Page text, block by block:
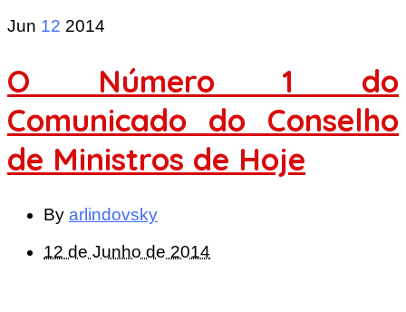
Jun 12 2014
O Número 1 do
Comunicado do Conselho
de Ministros de Hoje
By arlindovsky
12 de Junho de 2014